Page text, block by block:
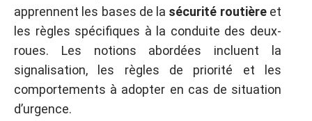
apprennent les bases de la sécurité routièreet
les règles spécifiques à la conduite des deux-
roues. Les notions abordées incluent la
signalisation, les règles de priorité et les
comportements à adopter en cas de situation
d’urgence.